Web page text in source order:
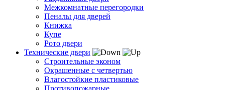
Межкомнатные перегородки
Пеналы для дверей
Книжка
Купе
Рото двери
Технические двери
Строительные эконом
Окрашенные с четвертью
Влагостойкие пластиковые
Противопожарные